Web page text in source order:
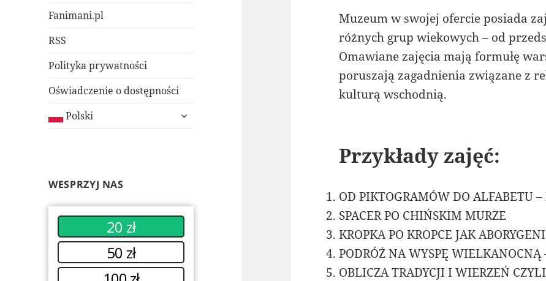
Fanimani.pl
RSS
Polityka prywatności
Oświadczenie o dostępności
Polski
rozwiń
WESPRZYJ NAS
20 zł
50 zł
Muzeum w swojej ofercie posiada
różnych grup wiekowych – od
Omawiane zajęcia mają formułę
poruszają zagadnienia związane z
kulturą wschodnią.
Przykłady zajęć:
OD PIKTOGRAMÓW DO ALFABETU
SPACER PO CHIŃSKIM MURZE
KROPKA PO KROPCE JAK ABORYGENI
PODRÓŻ NA WYSPĘ WIELKANOCNĄ
OBLICZA TRADYCJI I WIERZEŃ